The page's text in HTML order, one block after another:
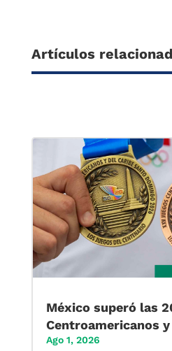
Artículos
México superó las
Centroamericanos
Ago 1, 2026